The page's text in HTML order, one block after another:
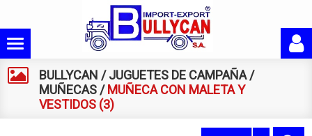
BULLYCAN /JUGUETES DE CAMPAÑA/
MUÑECAS / MUÑECA CON MALETA Y
VESTIDOS (3)